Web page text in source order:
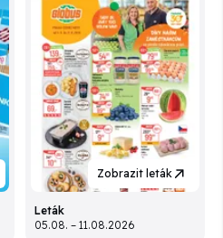
Zobrazit leták
Leták
05.08. – 11.08.2026